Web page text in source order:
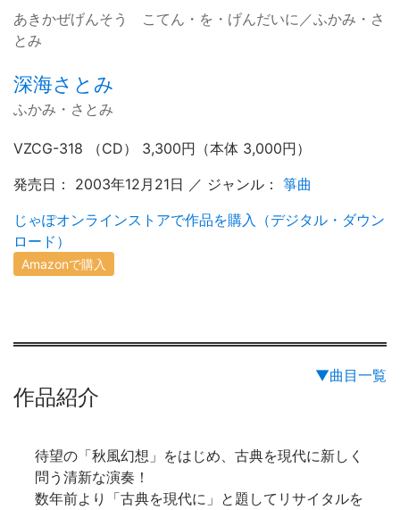
あきかぜげんそう こてん・を・げんだいに／ふかみ・さ
とみ
深海さとみ
ふかみ・さとみ
VZCG-318 （CD） 3,300円（本体 3,000円）
発売日： 2003年12月21日 ／ ジャンル： 箏曲
じゃぽオンラインストアで作品を購入（デジタル・ダウン
ロード）
Amazonで購入
▼曲目一覧
作品紹介
待望の「秋風幻想」をはじめ、古典を現代に新しく
問う清新な演奏！
数年前より「古典を現代に」と題してリサイタルを